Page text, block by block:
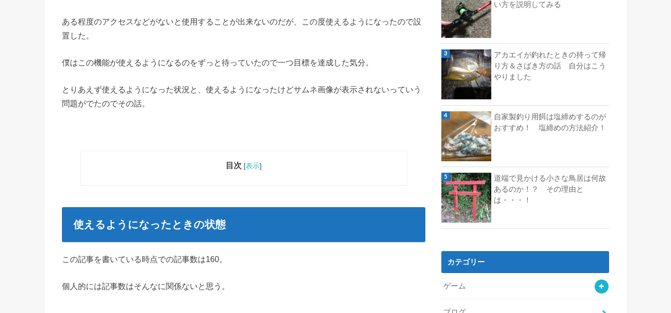
ある程度のアクセスなどがないと使用することが出来ないのだが、この度使えるようになったので設
置した。
僕はこの機能が使えるようになるのをずっと待っていたので一つ目標を達成した気分。
とりあえず使えるようになった状況と、使えるようになったけどサムネ画像が表示されないっていう
問題がでたのでその話。
目次 [表示]
使えるようになったときの状態
この記事を書いている時点での記事数は160。
個人的には記事数はそんなに関係ないと思う。
い方を説明してみる
アカエイが釣れたときの持って帰
り方＆さばき方の話 自分はこう
やりました
自家製釣り用餌は塩締めするのが
おすすめ！ 塩締めの方法紹介！
道端で見かける小さな鳥居は何故
あるのか！？ その理由と
は・・・！
カテゴリー
ゲーム